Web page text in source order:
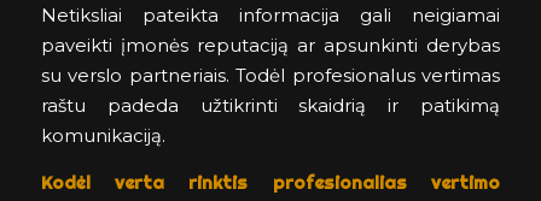
Netiksliai pateikta informacija gali neigiamai
paveikti įmonės reputaciją ar apsunkinti derybas
su verslo partneriais. Todėl profesionalus vertimas
raštu padeda užtikrinti skaidrią ir patikimą
komunikaciją.
Kodėl verta rinktis profesionalias vertimo